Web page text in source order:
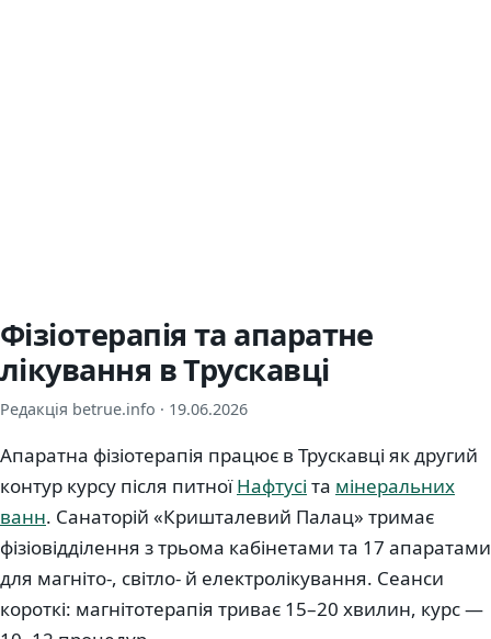
Фізіотерапія та апаратне
лікування в Трускавці
Редакція betrue.info · 19.06.2026
Апаратна фізіотерапія працює в Трускавці як другий
контур курсу після питноїНафтусі та мінеральних
ванн. Санаторій «Кришталевий Палац» тримає
фізіовідділення з трьома кабінетами та 17 апаратами
для магніто-, світло- й електролікування. Сеанси
короткі: магнітотерапія триває 15–20 хвилин, курс —